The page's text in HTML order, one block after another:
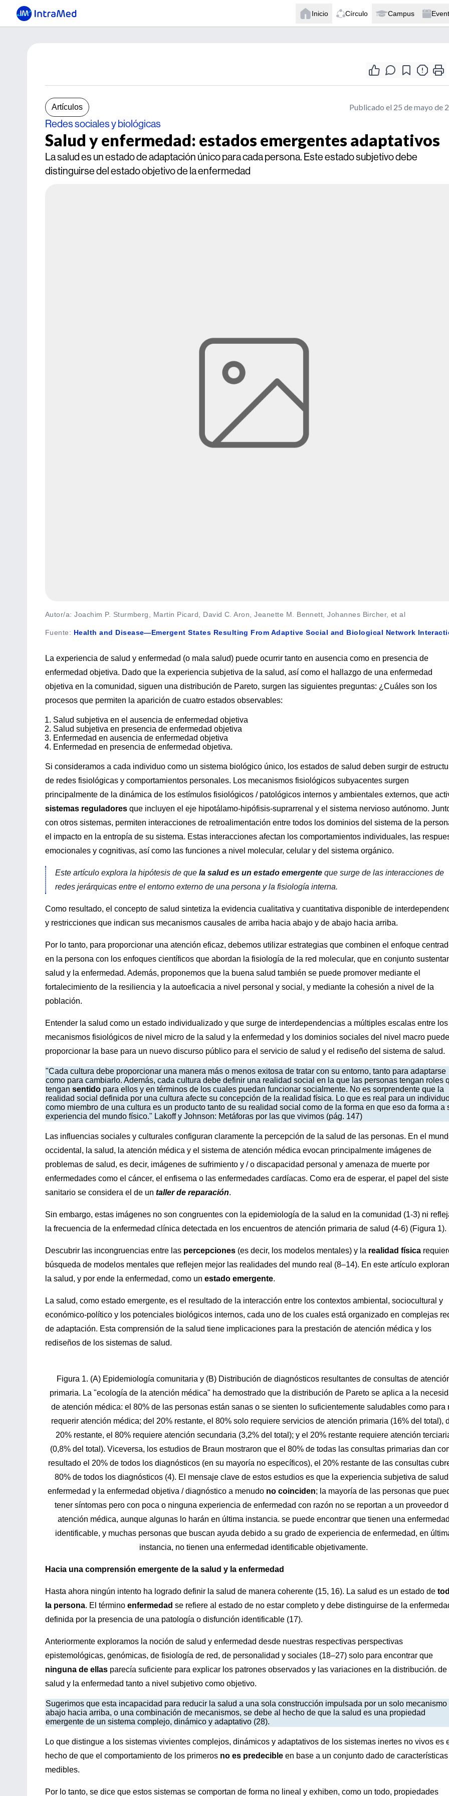
Inicio Círculo Campus
Artículos Publicado el 25 de mayo de
Redes sociales y biológicas
Salud y enfermedad: estados emergentes adaptativos
La salud es un estado de adaptación único para cada persona. Este estado subjetivo debe
distinguirse del estado objetivo de la enfermedad
Autor/a: Joachim P. Sturmberg, Martin Picard, David C. Aron, Jeanette M. Bennett, Johannes Bircher, et al
Fuente: Health and Disease—Emergent States Resulting From Adaptive Social and Biological Network
La experiencia de salud y enfermedad (o mala salud) puede ocurrir tanto en ausencia como en presencia de
enfermedad objetiva. Dado que la experiencia subjetiva de la salud, así como el hallazgo de una enfermedad
objetiva en la comunidad, siguen una distribución de Pareto, surgen las siguientes preguntas: ¿Cuáles son los
procesos que permiten la aparición de cuatro estados observables:
Salud subjetiva en el ausencia de enfermedad objetiva
Salud subjetiva en presencia de enfermedad objetiva
Enfermedad en ausencia de enfermedad objetiva
Enfermedad en presencia de enfermedad objetiva.
Si consideramos a cada individuo como un sistema biológico único, los estados de salud deben surgir de
de redes fisiológicas y comportamientos personales. Los mecanismos fisiológicos subyacentes surgen
principalmente de la dinámica de los estímulos fisiológicos / patológicos internos y ambientales externos, que
sistemas reguladores que incluyen el eje hipotálamo-hipófisis-suprarrenal y el sistema nervioso autónomo.
con otros sistemas, permiten interacciones de retroalimentación entre todos los dominios del sistema de la
el impacto en la entropía de su sistema. Estas interacciones afectan los comportamientos individuales, las
emocionales y cognitivas, así como las funciones a nivel molecular, celular y del sistema orgánico.
Este artículo explora la hipótesis de que la salud es un estado emergente que surge de las interacciones de
redes jerárquicas entre el entorno externo de una persona y la fisiología interna.
Como resultado, el concepto de salud sintetiza la evidencia cualitativa y cuantitativa disponible de
y restricciones que indican sus mecanismos causales de arriba hacia abajo y de abajo hacia arriba.
Por lo tanto, para proporcionar una atención eficaz, debemos utilizar estrategias que combinen el enfoque
en la persona con los enfoques científicos que abordan la fisiología de la red molecular, que en conjunto
salud y la enfermedad. Además, proponemos que la buena salud también se puede promover mediante el
fortalecimiento de la resiliencia y la autoeficacia a nivel personal y social, y mediante la cohesión a nivel de la
población.
Entender la salud como un estado individualizado y que surge de interdependencias a múltiples escalas entre los
mecanismos fisiológicos de nivel micro de la salud y la enfermedad y los dominios sociales del nivel macro
proporcionar la base para un nuevo discurso público para el servicio de salud y el rediseño del sistema de salud.
"Cada cultura debe proporcionar una manera más o menos exitosa de tratar con su entorno, tanto para adaptarse
como para cambiarlo. Además, cada cultura debe definir una realidad social en la que las personas tengan roles
tengan sentido para ellos y en términos de los cuales puedan funcionar socialmente. No es sorprendente que la
realidad social definida por una cultura afecte su concepción de la realidad física. Lo que es real para un
como miembro de una cultura es un producto tanto de su realidad social como de la forma en que eso da forma a
experiencia del mundo físico." Lakoff y Johnson: Metáforas por las que vivimos (pág. 147)
Las influencias sociales y culturales configuran claramente la percepción de la salud de las personas. En el
occidental, la salud, la atención médica y el sistema de atención médica evocan principalmente imágenes de
problemas de salud, es decir, imágenes de sufrimiento y / o discapacidad personal y amenaza de muerte por
enfermedades como el cáncer, el enfisema o las enfermedades cardíacas. Como era de esperar, el papel del
sanitario se considera el de un taller de reparación.
Sin embargo, estas imágenes no son congruentes con la epidemiología de la salud en la comunidad (1-3) ni
la frecuencia de la enfermedad clínica detectada en los encuentros de atención primaria de salud (4-6) (Figura 1).
Descubrir las incongruencias entre las percepciones (es decir, los modelos mentales) y la realidad física
búsqueda de modelos mentales que reflejen mejor las realidades del mundo real (8–14). En este artículo
la salud, y por ende la enfermedad, como un estado emergente.
La salud, como estado emergente, es el resultado de la interacción entre los contextos ambiental, sociocultural y
económico-político y los potenciales biológicos internos, cada uno de los cuales está organizado en complejas
de adaptación. Esta comprensión de la salud tiene implicaciones para la prestación de atención médica y los
rediseños de los sistemas de salud.
Figura 1. (A) Epidemiología comunitaria y (B) Distribución de diagnósticos resultantes de consultas de
primaria. La "ecología de la atención médica" ha demostrado que la distribución de Pareto se aplica a la
de atención médica: el 80% de las personas están sanas o se sienten lo suficientemente saludables como para
requerir atención médica; del 20% restante, el 80% solo requiere servicios de atención primaria (16% del total),
20% restante, el 80% requiere atención secundaria (3,2% del total); y el 20% restante requiere atención
(0,8% del total). Viceversa, los estudios de Braun mostraron que el 80% de todas las consultas primarias dan
resultado el 20% de todos los diagnósticos (en su mayoría no específicos), el 20% restante de las consultas
80% de todos los diagnósticos (4). El mensaje clave de estos estudios es que la experiencia subjetiva de
enfermedad y la enfermedad objetiva / diagnóstico a menudo no coinciden; la mayoría de las personas que
tener síntomas pero con poca o ninguna experiencia de enfermedad con razón no se reportan a un proveedor
atención médica, aunque algunas lo harán en última instancia. se puede encontrar que tienen una
identificable, y muchas personas que buscan ayuda debido a su grado de experiencia de enfermedad, en
instancia, no tienen una enfermedad identificable objetivamente.
Hacia una comprensión emergente de la salud y la enfermedad
Hasta ahora ningún intento ha logrado definir la salud de manera coherente (15, 16). La salud es un estado de
la persona. El término enfermedad se refiere al estado de no estar completo y debe distinguirse de la
definida por la presencia de una patología o disfunción identificable (17).
Anteriormente exploramos la noción de salud y enfermedad desde nuestras respectivas perspectivas
epistemológicas, genómicas, de fisiología de red, de personalidad y sociales (18–27) solo para encontrar que
ninguna de ellas parecía suficiente para explicar los patrones observados y las variaciones en la distribución. de
salud y la enfermedad tanto a nivel subjetivo como objetivo.
Sugerimos que esta incapacidad para reducir la salud a una sola construcción impulsada por un solo mecanismo
abajo hacia arriba, o una combinación de mecanismos, se debe al hecho de que la salud es una propiedad
emergente de un sistema complejo, dinámico y adaptativo (28).
Lo que distingue a los sistemas vivientes complejos, dinámicos y adaptativos de los sistemas inertes no vivos es
hecho de que el comportamiento de los primeros no es predecible en base a un conjunto dado de características
medibles.
Por lo tanto, se dice que estos sistemas se comportan de forma no lineal y exhiben, como un todo, propiedades